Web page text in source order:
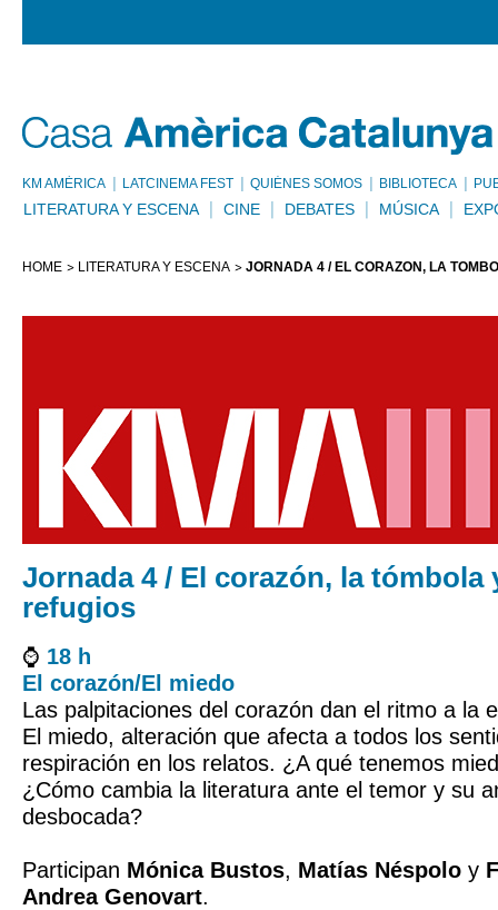
KM AMÈRICA LATCINEMA FEST QUIÉNES SOMOS BIBLIOTECA
LITERATURA Y ESCENA CINE DEBATES MÚSICA
HOME LITERATURA Y ESCENA JORNADA 4 / EL CORAZÓN, LA
Jornada 4 / El corazón, la tómbola
refugios
⌚​ 18 h
El corazón/El miedo
Las palpitaciones del corazón dan el ritmo a la
El miedo, alteración que afecta a todos los
respiración en los relatos. ¿A qué tenemos
¿Cómo cambia la literatura ante el temor y su
desbocada?
Participan Mónica Bustos, Matías Néspolo y
Andrea Genovart.